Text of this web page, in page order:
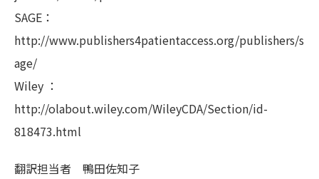
SAGE：
http://www.publishers4patientaccess.org/publishers/s
age/
Wiley ：
http://olabout.wiley.com/WileyCDA/Section/id-
818473.html
翻訳担当者 鴨田佐知子